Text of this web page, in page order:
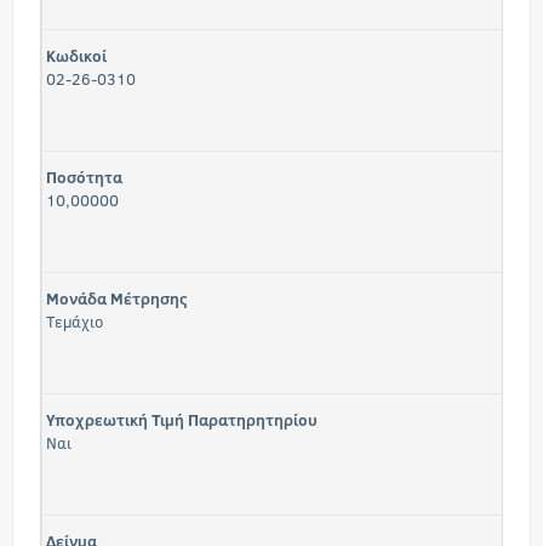
Κωδικοί
02-26-0310
Ποσότητα
10,00000
Μονάδα Μέτρησης
Τεμάχιο
Υποχρεωτική Τιμή Παρατηρητηρίου
Ναι
Δείγμα